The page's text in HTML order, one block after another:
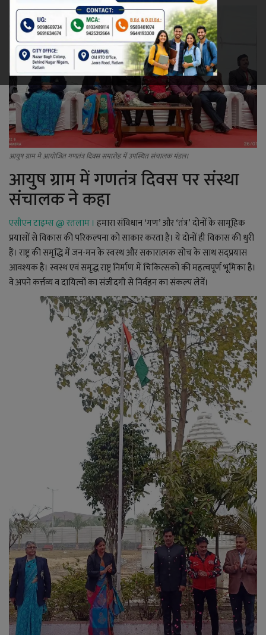
रेलवे
खेल
ज्योतिष
कला-साहित्य
निर्वाचन
धर्म-संस्कृति
करियर
वीडियो
YouTube
Language
Hiindi
आयुष ग्राम मे आयोजित गणतंत्र दिवस समारोह में उपस्थित संचालक मंडल।
आयुष ग्राम में गणतंत्र दिवस पर संस्था
संचालक ने कहा
एसीएन टाइम्स @रतलाम । हमारा संविधान ‘गण’ और ‘तंत्र’ दोनों के सामूहिक
प्रयासों से विकास की परिकल्पना को साकार करता है। ये दोनों ही विकास की धुरी
हैं। राष्ट्र की समृद्धि में जन-मन के स्वस्थ और सकारात्मक सोच के साथ सद्प्रयास
आवश्यक है। स्वस्थ एवं समृद्ध राष्ट्र निर्माण में चिकित्सकों की महत्वपूर्ण भूमिका है।
वे अपने कर्त्तव्य व दायित्वों का संजीदगी से निर्वहन का संकल्प लेवें।